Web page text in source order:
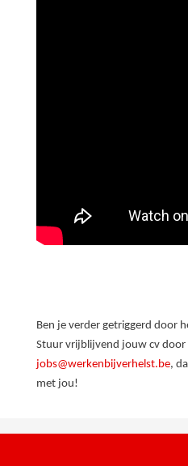
Ben je verder getriggerd door
Stuur vrijblijvend jouw cv door
jobs@werkenbijverhelst.be,
met jou!